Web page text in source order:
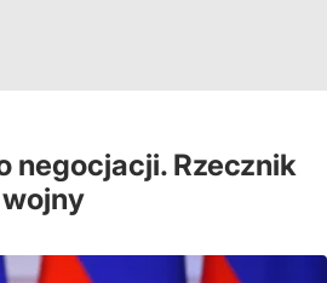
negocjacji. Rzecznik